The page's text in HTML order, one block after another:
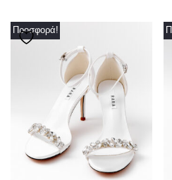
Προσφορά!